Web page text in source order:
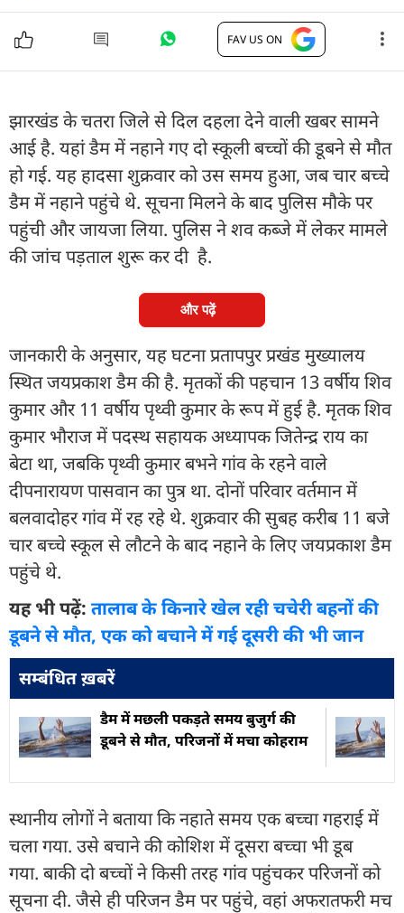
FAV US ON
झारखंड के चतरा जिले से दिल दहला देने वाली खबर सामने
आई है. यहां डैम में नहाने गए दो स्कूली बच्चों की डूबने से मौत
हो गई. यह हादसा शुक्रवार को उस समय हुआ, जब चार बच्चे
डैम में नहाने पहुंचे थे. सूचना मिलने के बाद पुलिस मौके पर
पहुंची और जायजा लिया. पुलिस ने शव कब्जे में लेकर मामले
की जांच पड़ताल शुरू कर दी है.
और पढ़ें
जानकारी के अनुसार, यह घटना प्रतापपुर प्रखंड मुख्यालय
स्थित जयप्रकाश डैम की है. मृतकों की पहचान 13 वर्षीय शिव
कुमार और 11 वर्षीय पृथ्वी कुमार के रूप में हुई है. मृतक शिव
कुमार भौराज में पदस्थ सहायक अध्यापक जितेन्द्र राय का
बेटा था, जबकि पृथ्वी कुमार बभने गांव के रहने वाले
दीपनारायण पासवान का पुत्र था. दोनों परिवार वर्तमान में
बलवादोहर गांव में रह रहे थे. शुक्रवार की सुबह करीब 11 बजे
चार बच्चे स्कूल से लौटने के बाद नहाने के लिए जयप्रकाश डैम
पहुंचे थे.
यह भी पढ़ें: तालाब के किनारे खेल रही चचेरी बहनों की
डूबने से मौत, एक को बचाने में गई दूसरी की भी जान
सम्बंधित ख़बरें
डैम में मछली पकड़ते समय बुजुर्ग की
डूबने से मौत, परिजनों में मचा कोहराम
स्थानीय लोगों ने बताया कि नहाते समय एक बच्चा गहराई में
चला गया. उसे बचाने की कोशिश में दूसरा बच्चा भी डूब
गया. बाकी दो बच्चों ने किसी तरह गांव पहुंचकर परिजनों को
सूचना दी. जैसे ही परिजन डैम पर पहुंचे, वहां अफरातफरी मच